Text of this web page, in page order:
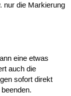
nur die Markierung
eine etwas
auch die
sofort direkt